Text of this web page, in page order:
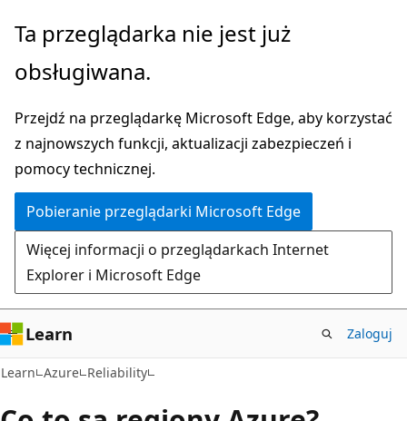
Przejdź
głównej
Ta przeglądarka nie jest już
obsługiwana.
Przejdź na przeglądarkę Microsoft Edge, aby korzystać
z najnowszych funkcji, aktualizacji zabezpieczeń i
pomocy technicznej.
Pobieranie przeglądarki Microsoft Edge
Więcej informacji o przeglądarkach Internet
Explorer i Microsoft Edge
Learn Zaloguj
Learn Azure Reliability